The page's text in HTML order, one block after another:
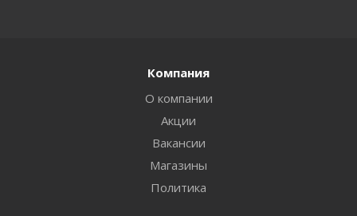
Компания
О компании
Акции
Вакансии
Магазины
Политика